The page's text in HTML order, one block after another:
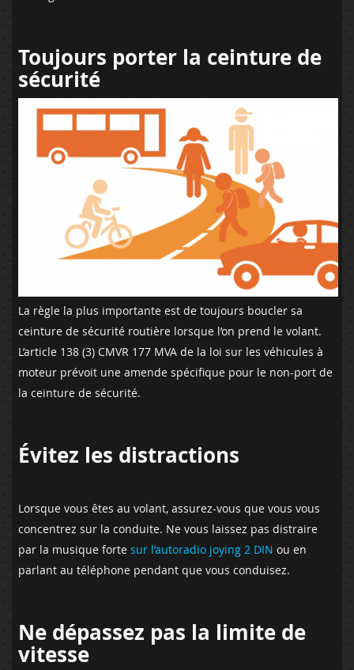
Toujours porter la ceinture de
sécurité
La règle la plus importante est de toujours boucler sa
ceinture de sécurité routière lorsque l’on prend le volant.
L’article 138 (3) CMVR 177 MVA de la loi sur les véhicules à
moteur prévoit une amende spécifique pour le non-port de
la ceinture de sécurité.
Évitez les distractions
Lorsque vous êtes au volant, assurez-vous que vous vous
concentrez sur la conduite. Ne vous laissez pas distraire
par la musique forte sur l’autoradio joying 2 DIN ou en
parlant au téléphone pendant que vous conduisez.
Ne dépassez pas la limite de
vitesse